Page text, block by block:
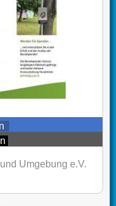
Umgebung e.V.